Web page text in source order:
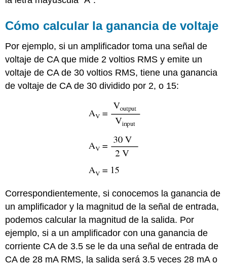
Cómo calcular la ganancia de voltaje
Por ejemplo, si un amplificador toma una señal de
voltaje de CA que mide 2 voltios RMS y emite un
voltaje de CA de 30 voltios RMS, tiene una ganancia
de voltaje de CA de 30 dividido por 2, o 15:
Correspondientemente, si conocemos la ganancia de
un amplificador y la magnitud de la señal de entrada,
podemos calcular la magnitud de la salida. Por
ejemplo, si a un amplificador con una ganancia de
corriente CA de 3.5 se le da una señal de entrada de
CA de 28 mA RMS, la salida será 3.5 veces 28 mA o